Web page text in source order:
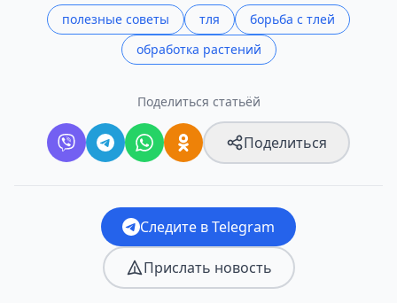
полезные советы тля
борьба с тлей
обработка растений
Поделиться статьёй
Поделиться
Следите в Telegram
Прислать новость